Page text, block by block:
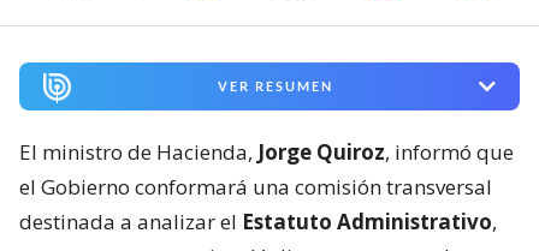
VER RESUMEN
El ministro de Hacienda, Jorge Quiroz, informó que
el Gobierno conformará una comisión transversal
destinada a analizar el Estatuto Administrativo,